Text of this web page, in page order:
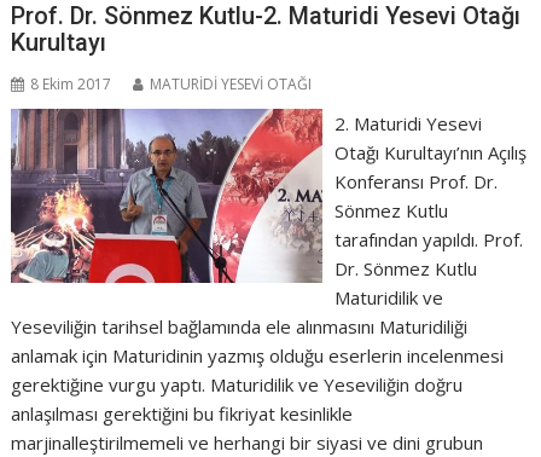
Prof. Dr. Sönmez Kutlu-2. Maturidi Yesevi Otağı
Kurultayı
8 Ekim 2017 MATURİDİ YESEVİ OTAĞI
2. Maturidi Yesevi
Otağı Kurultayı’nın Açılış
Konferansı Prof. Dr.
Sönmez Kutlu
tarafından yapıldı. Prof.
Dr. Sönmez Kutlu
Maturidilik ve
Yeseviliğin tarihsel bağlamında ele alınmasını Maturidiliği
anlamak için Maturidinin yazmış olduğu eserlerin incelenmesi
gerektiğine vurgu yaptı. Maturidilik ve Yeseviliğin doğru
anlaşılması gerektiğini bu fikriyat kesinlikle
marjinalleştirilmemeli ve herhangi bir siyasi ve dini grubun